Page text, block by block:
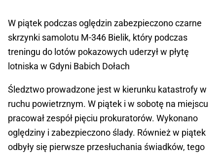
W piątek podczas oględzin zabezpieczono czarne
skrzynki samolotu M-346 Bielik, który podczas
treningu do lotów pokazowych uderzył w płytę
lotniska w Gdyni Babich Dołach
Śledztwo prowadzone jest w kierunku katastrofy w
ruchu powietrznym. W piątek i w sobotę na miejscu
pracował zespół pięciu prokuratorów. Wykonano
oględziny i zabezpieczono ślady. Również w piątek
odbyły się pierwsze przesłuchania świadków, tego